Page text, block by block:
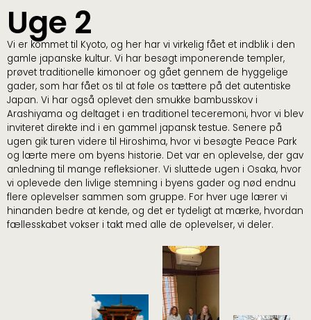
Uge 2
Vi er kommet til Kyoto, og her har vi virkelig fået et indblik i den
gamle japanske kultur. Vi har besøgt imponerende templer,
prøvet traditionelle kimonoer og gået gennem de hyggelige
gader, som har fået os til at føle os tættere på det autentiske
Japan. Vi har også oplevet den smukke bambusskov i
Arashiyama og deltaget i en traditionel teceremoni, hvor vi blev
inviteret direkte ind i en gammel japansk testue. Senere på
ugen gik turen videre til Hiroshima, hvor vi besøgte Peace Park
og lærte mere om byens historie. Det var en oplevelse, der gav
anledning til mange refleksioner. Vi sluttede ugen i Osaka, hvor
vi oplevede den livlige stemning i byens gader og nød endnu
flere oplevelser sammen som gruppe. For hver uge lærer vi
hinanden bedre at kende, og det er tydeligt at mærke, hvordan
fællesskabet vokser i takt med alle de oplevelser, vi deler.